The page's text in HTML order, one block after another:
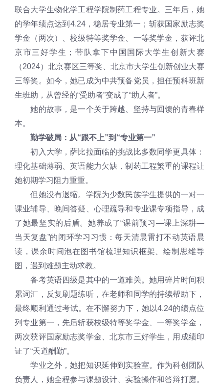
联合大学生物化学工程学院制药工程专业。三年后，她
的学年绩点达到4.24，稳居专业第一；斩获国家励志奖
学金（两次）、校级特等奖学金、一等奖学金，获评北
京市三好学生；带队拿下中国国际大学生创新大赛
（2024）北京赛区三等奖、北京市大学生创新创业大赛
三等奖。如今，她已成为中共预备党员，担任预科班新
生班助，从曾经的“受助者”变成了“助人者”。
她的故事，是一个关于跨越、坚持与回馈的青春样
本。
勤学破局：从“跟不上”到“专业第一”
初入大学，萨比拉面临的挑战比多数同学更具体：
理化基础薄弱、英语能力欠缺，制药工程繁重的课程让
她初期学习阻力重重。
但她没有退缩。学院为少数民族学生提供的一对一
课业辅导、晚间答疑、心理疏导和专业课专项指导，成
了她最坚实的后盾。她养成了“课前预习—课上深耕—
当天复盘”的闭环学习习惯：每天清晨雷打不动英语晨
读，课余时间泡在图书馆梳理知识框架、绘制思维导
图，遇到难题主动求教。
备考英语四级是其中的一道难关。她用碎片时间积
累词汇，反复刷题练听，在老师和同学的持续帮助下，
最终顺利通过考试。在不懈努力下，她以4.24的绩点位
列专业第一，先后斩获校级特等奖学金、一等奖学金，
两次获评国家励志奖学金、北京市三好学生，用成绩印
证了“天道酬勤”。
学业之外，她把知识延伸到实验室。作为科创团队
负责人，她全程参与课题设计、实验操作和答辩打磨。